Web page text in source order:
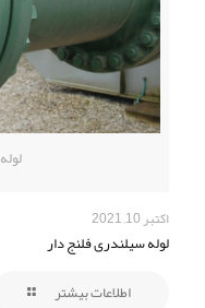
اکتبر 10, 2021
لوله سیلندری فلنج دار
اطلاعات بیشتر